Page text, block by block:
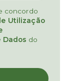
concordo
Utilização
Dados do